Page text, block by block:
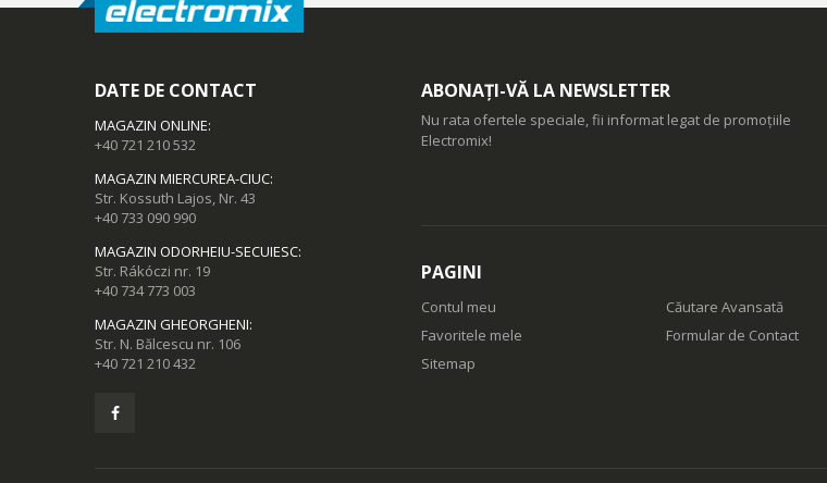
DATE DE CONTACT
MAGAZIN ONLINE:
+40 721 210 532
MAGAZIN MIERCUREA-CIUC:
Str. Kossuth Lajos, Nr. 43
+40 733 090 990
MAGAZIN ODORHEIU-SECUIESC:
Str. Rákóczi nr. 19
+40 734 773 003
MAGAZIN GHEORGHENI:
Str. N. Bălcescu nr. 106
+40 721 210 432
ABONAȚI-VĂ LA NEWSLETTER
Nu rata ofertele speciale, fii informat legat de promoțiile
Electromix!
PAGINI
Contul meu
Favoritele mele
Sitemap
Căutare Avansată
Formular de Contact